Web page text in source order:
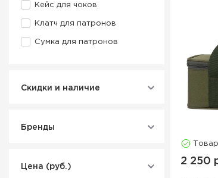
Кейс для чоков
Клатч для патронов
Сумка для патронов
Скидки и наличие
Бренды
Цена (руб.)
2 250